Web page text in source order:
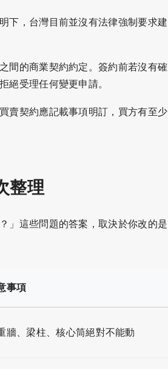
下，台灣目前並沒有法律強制要求建
間的商業契約約定。簽約前若沒有確
絕受理任何變更申請。
賣契約應記載事項明訂，買方有至少
整理
」這些問題的答案，取決於你改的是
事項
牆、梁柱、核心筒絕對不能動